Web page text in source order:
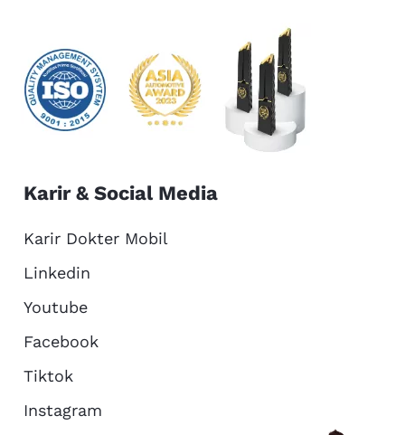
Karir & Social Media
Karir Dokter Mobil
Linkedin
Youtube
Facebook
Tiktok
Instagram